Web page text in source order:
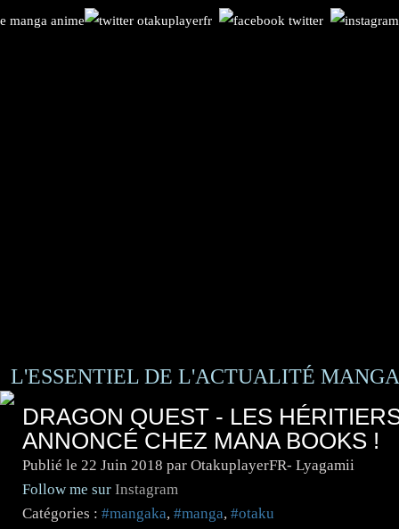
L'ESSENTIEL DE L'ACTUALITÉ
DRAGON QUEST - LES
ANNONCÉ CHEZ MANA BOOKS !
Publié le 22 Juin 2018 par OtakuplayerFR- Lyagamii
Follow me sur Instagram
Catégories : #mangaka, #manga, #otaku